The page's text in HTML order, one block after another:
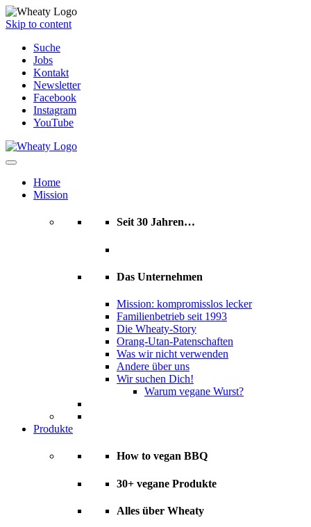
Skip to content
Suche
Jobs
Kontakt
Newsletter
Facebook
Instagram
YouTube
Home
Mission
Seit 30 Jahren…
Das Unternehmen
Mission: kompromisslos lecker
Familienbetrieb seit 1993
Die Wheaty-Story
Orang-Utan-Patenschaften
Was wir nicht verwenden
Andere über uns
Wir suchen Dich!
Warum vegane Wurst?
Produkte
How to vegan BBQ
30+ vegane Produkte
Alles über Wheaty